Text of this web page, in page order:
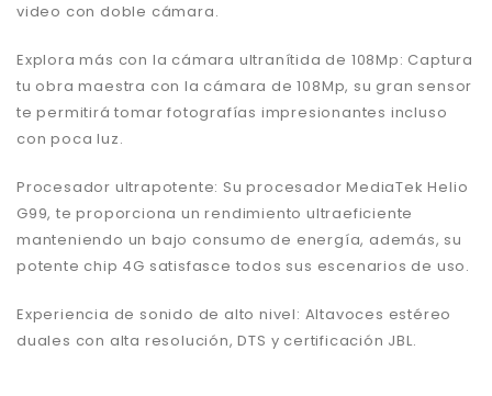
video con doble cámara.
Explora más con la cámara ultranítida de 108Mp: Captura
tu obra maestra con la cámara de 108Mp, su gran sensor
te permitirá tomar fotografías impresionantes incluso
con poca luz.
Procesador ultrapotente: Su procesador MediaTek Helio
G99, te proporciona un rendimiento ultraeficiente
manteniendo un bajo consumo de energía, además, su
potente chip 4G satisfasce todos sus escenarios de uso.
Experiencia de sonido de alto nivel: Altavoces estéreo
duales con alta resolución, DTS y certificación JBL.